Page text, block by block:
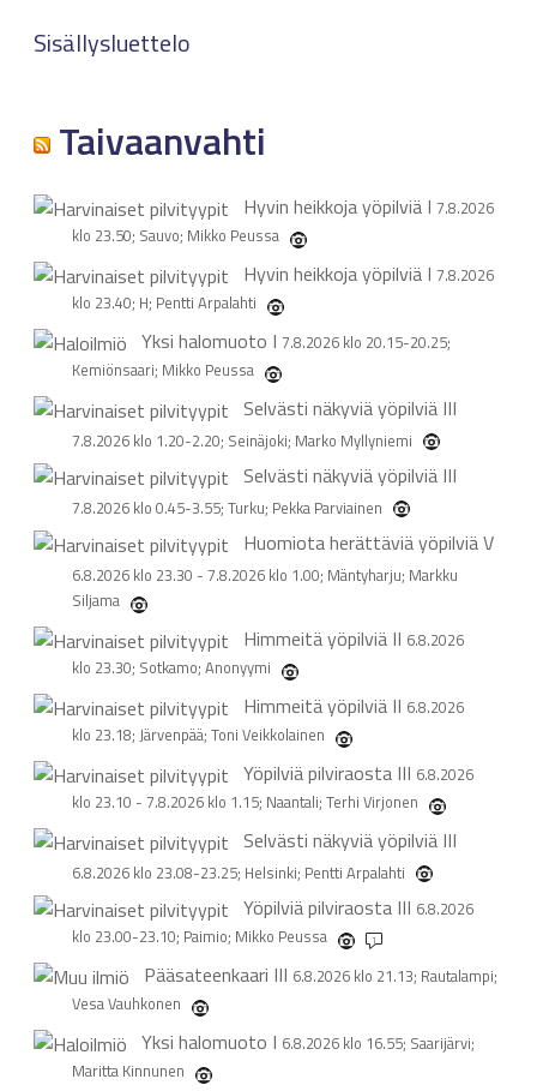
Sisällysluettelo
Taivaanvahti
Hyvin heikkoja yöpilviä I 7.8.2026
klo 23.50; Sauvo; Mikko Peussa
Hyvin heikkoja yöpilviä I 7.8.2026
klo 23.40; H; Pentti Arpalahti
Yksi halomuoto I 7.8.2026 klo 20.15-20.25;
Kemiönsaari; Mikko Peussa
Selvästi näkyviä yöpilviä III
7.8.2026 klo 1.20-2.20; Seinäjoki; Marko Myllyniemi
Selvästi näkyviä yöpilviä III
7.8.2026 klo 0.45-3.55; Turku; Pekka Parviainen
Huomiota herättäviä yöpilviäV
6.8.2026 klo 23.30 - 7.8.2026 klo 1.00; Mäntyharju; Markku
Siljama
Himmeitä yöpilviä II 6.8.2026
klo 23.30; Sotkamo; Anonyymi
Himmeitä yöpilviä II 6.8.2026
klo 23.18; Järvenpää; Toni Veikkolainen
Yöpilviä pilviraosta III 6.8.2026
klo 23.10 - 7.8.2026 klo 1.15; Naantali; Terhi Virjonen
Selvästi näkyviä yöpilviä III
6.8.2026 klo 23.08-23.25; Helsinki; Pentti Arpalahti
Yöpilviä pilviraosta III 6.8.2026
klo 23.00-23.10; Paimio; Mikko Peussa 1
Pääsateenkaari III 6.8.2026 klo 21.13; Rautalampi;
Vesa Vauhkonen
Yksi halomuoto I 6.8.2026 klo 16.55; Saarijärvi;
Maritta Kinnunen